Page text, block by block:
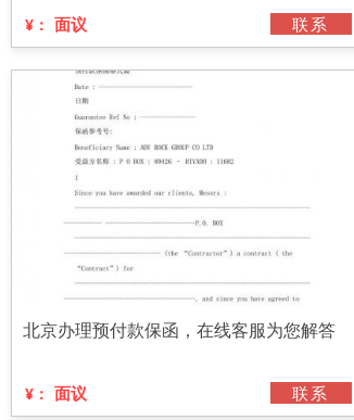
¥： 面议 联系
北京办理预付款保函，在线客服为您解答
¥： 面议 联系